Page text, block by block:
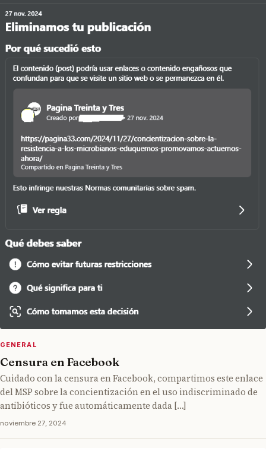
GENERAL
Censura en Facebook
Cuidado con la censura en Facebook, compartimos este enlace
del MSP sobre la concientización en el uso indiscriminado de
antibióticos y fue automáticamente dada […]
noviembre 27, 2024